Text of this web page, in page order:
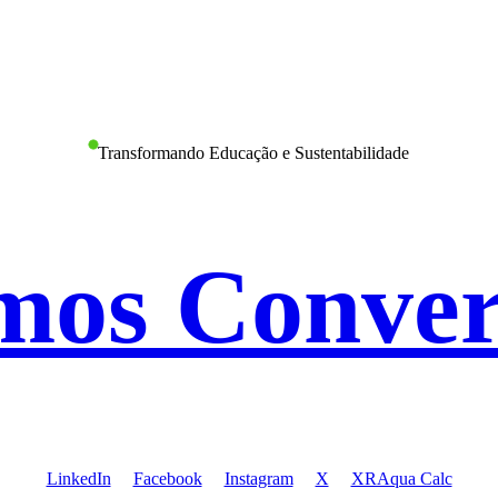
Transformando Educação e Sustentabilidade
LinkedIn Facebook Instagram X XRAqua Calc